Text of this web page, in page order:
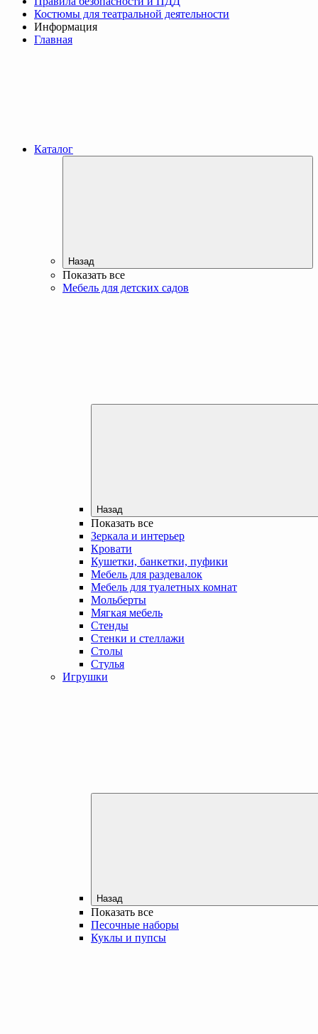
Костюмы для театральной деятельности
Информация
Главная
Каталог
Назад
Показать все
Мебель для детских садов
Назад
Показать все
Зеркала и интерьер
Кровати
Кушетки, банкетки, пуфики
Мебель для раздевалок
Мебель для туалетных комнат
Мольберты
Мягкая мебель
Стенды
Стенки и стеллажи
Столы
Стулья
Игрушки
Назад
Показать все
Песочные наборы
Куклы и пупсы